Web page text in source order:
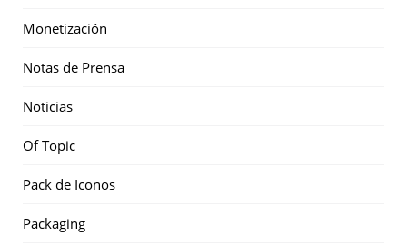
Monetización
Notas de Prensa
Noticias
Of Topic
Pack de Iconos
Packaging